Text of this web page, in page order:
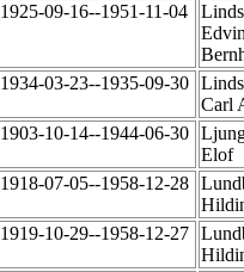
1925-09-16--1951-11-04
1934-03-23--1935-09-30
Carl
1903-10-14--1944-06-30
Elof
1918-07-05--1958-12-28
1919-10-29--1958-12-27